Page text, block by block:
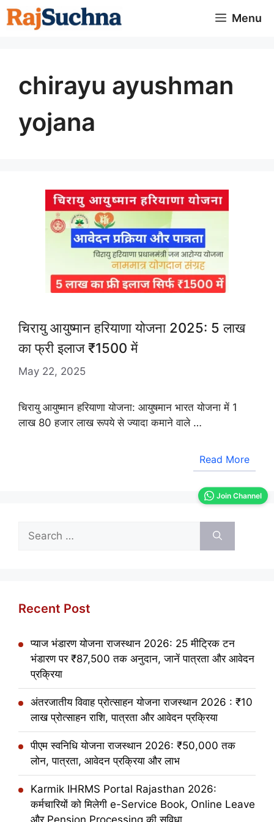
Skip
to
Menu
chirayu ayushman
yojana
चिरायु आयुष्मान हरियाणा योजना 2025: 5 लाख
का फ्री इलाज ₹1500 में
May 22, 2025
चिरायु आयुष्मान हरियाणा योजना: आयुषमान भारत योजना में 1
लाख 80 हजार लाख रूपये से ज्यादा कमाने वाले …
Read More
Search
for:
Recent Post
प्याज भंडारण योजना राजस्थान 2026: 25 मीट्रिक टन
भंडारण पर ₹87,500 तक अनुदान, जानें पात्रता और आवेदन
प्रक्रिया
अंतरजातीय विवाह प्रोत्साहन योजना राजस्थान 2026 : ₹10
लाख प्रोत्साहन राशि, पात्रता और आवेदन प्रक्रिया
पीएम स्वनिधि योजना राजस्थान 2026: ₹50,000 तक
लोन, पात्रता, आवेदन प्रक्रिया और लाभ
Karmik IHRMS Portal Rajasthan 2026:
कर्मचारियों को मिलेगी e-Service Book, Online Leave
और Pension Processing की सुविधा
Join Channel